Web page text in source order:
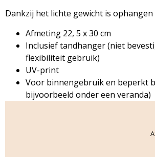
Dankzij het lichte gewicht is ophangen
Afmeting 22, 5 x 30 cm
Inclusief tandhanger (niet
flexibiliteit gebruik)
UV-print
Voor binnengebruik en beperkt
bijvoorbeeld onder een veranda)